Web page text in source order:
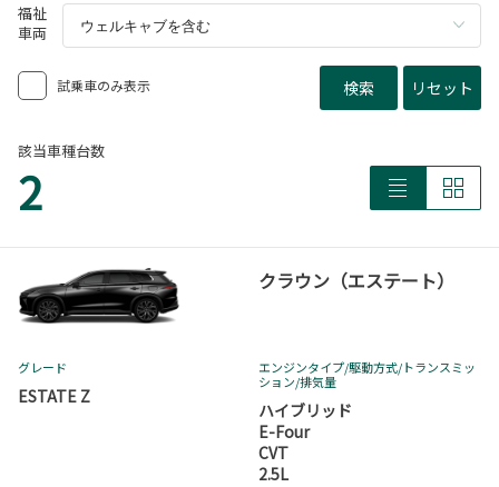
福祉
車両
試乗車のみ表示 検索 リセット
該当車種台数
2
クラウン（エステート）
グレード
ESTATE Z
エンジンタイプ/駆動方式/トランスミッ
ション/排気量
ハイブリッド
E-Four
CVT
2.5L